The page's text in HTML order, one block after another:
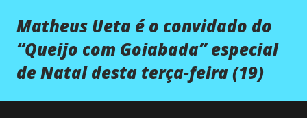
Matheus Ueta é o convidado do
“Queijo com Goiabada” especial
de Natal desta terça-feira (19)